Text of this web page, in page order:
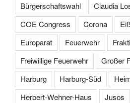
Bürgerschaftswahl
Claudia
COE Congress
Corona
Europarat
Feuerwehr
Freiwillige Feuerwehr
Großer
Harburg
Harburg-Süd
Herbert-Wehner-Haus
Jusos